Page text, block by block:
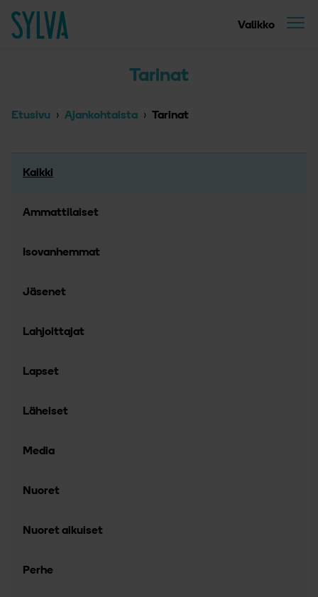
Valikko
Tarinat
Etusivu Ajankohtaista Tarinat
Kaikki
Ammattilaiset
Isovanhemmat
Jäsenet
Lahjoittajat
Lapset
Läheiset
Media
Nuoret
Nuoret aikuiset
Perhe